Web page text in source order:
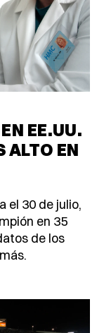
EE.UU.
ALTO EN
el 30 de julio,
en 35
de los